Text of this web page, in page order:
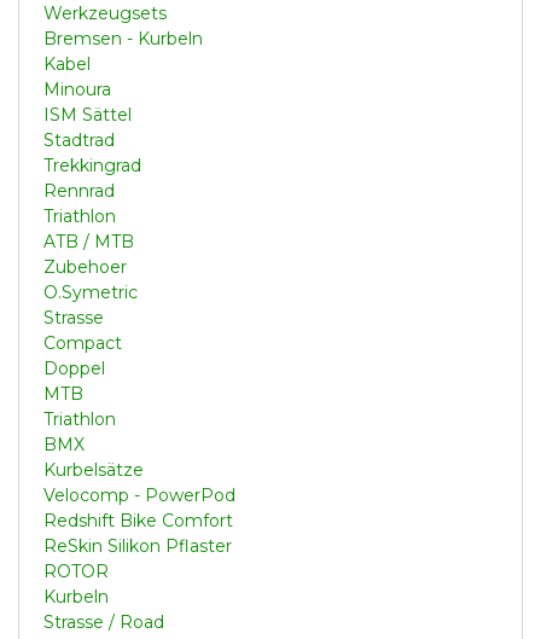
Werkzeugsets
Bremsen - Kurbeln
Kabel
Minoura
ISM Sättel
Stadtrad
Trekkingrad
Rennrad
Triathlon
ATB / MTB
Zubehoer
O.Symetric
Strasse
Compact
Doppel
MTB
Triathlon
BMX
Kurbelsätze
Velocomp - PowerPod
Redshift Bike Comfort
ReSkin Silikon Pflaster
ROTOR
Kurbeln
Strasse / Road